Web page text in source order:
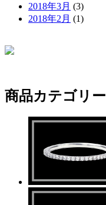
2018年3月 (3)
2018年2月 (1)
商品カテゴリー